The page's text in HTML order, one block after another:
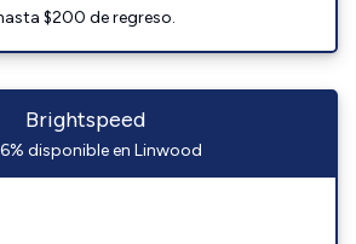
$200 de regreso.
Brightspeed
disponible en Linwood